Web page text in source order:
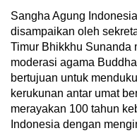
Sangha Agung
disampaikan oleh
Timur Bhikkhu Sunanda
moderasi agama
bertujuan untuk
kerukunan antar umat
merayakan 100 tahun
Indonesia dengan